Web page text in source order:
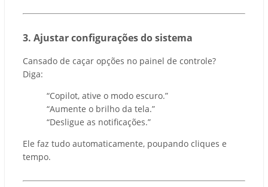
3. Ajustar configurações do sistema
Cansado de caçar opções no painel de controle?
Diga:
“Copilot, ative o modo escuro.”
“Aumente o brilho da tela.”
“Desligue as notificações.”
Ele faz tudo automaticamente, poupando cliques e
tempo.